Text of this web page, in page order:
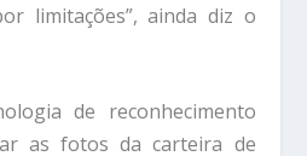
limitações”, ainda diz o
de reconhecimento
as fotos da carteira de